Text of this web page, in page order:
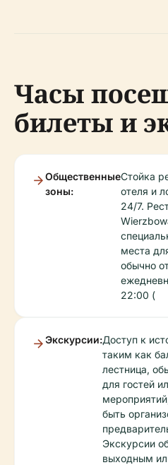
Часы
билеты и
Общественные
зоны:
Стойка
отеля и
24/7.
места
обычно
22:00 (
Экскурсии:Доступ к
таким как
лестница,
для гостей
быть
Экскурсии
выходным